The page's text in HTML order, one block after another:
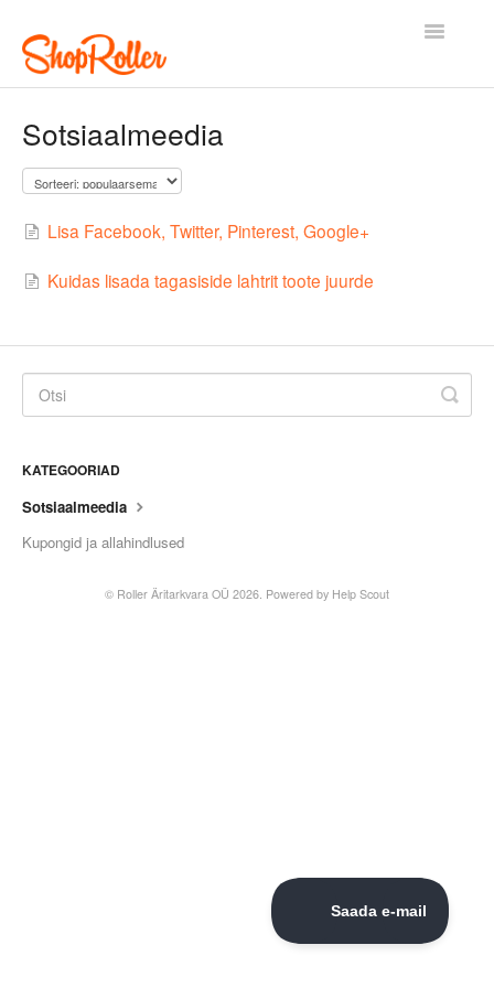
Toggle
Sotsiaalmeedia
Lisa Facebook, Twitter, Pinterest, Google+
Kuidas lisada tagasiside lahtrit toote juurde
KATEGOORIAD
Sotsiaalmeedia
Kupongid ja allahindlused
© Roller Äritarkvara OÜ 2026. Powered by Help Scout